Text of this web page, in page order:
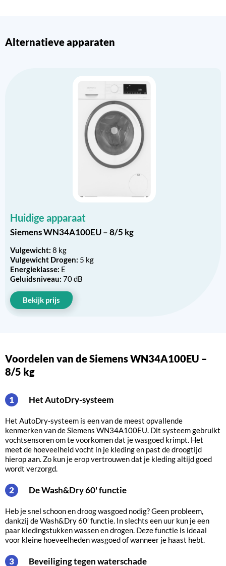
Alternatieve apparaten
Huidige apparaat
Siemens WN34A100EU – 8/5 kg
Vulgewicht: 8 kg
Vulgewicht Drogen: 5 kg
Energieklasse: E
Geluidsniveau: 70 dB
Bekijk prijs
Voordelen van de Siemens WN34A100EU –
8/5 kg
1 Het AutoDry-systeem
Het AutoDry-systeem is een van de meest opvallende
kenmerken van de Siemens WN34A100EU. Dit systeem gebruikt
vochtsensoren om te voorkomen dat je wasgoed krimpt. Het
meet de hoeveelheid vocht in je kleding en past de droogtijd
hierop aan. Zo kun je erop vertrouwen dat je kleding altijd goed
wordt verzorgd.
2 De Wash&Dry 60' functie
Heb je snel schoon en droog wasgoed nodig? Geen probleem,
dankzij de Wash&Dry 60′ functie. In slechts een uur kun je een
paar kledingstukken wassen en drogen. Deze functie is ideaal
voor kleine hoeveelheden wasgoed of wanneer je haast hebt.
3 Beveiliging tegen waterschade